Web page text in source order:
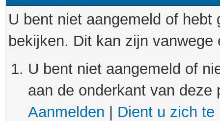
U bent niet aangemeld of
bekijken. Dit kan zijn
U bent niet aangemeld of
aan de onderkant van
Aanmelden
Dient u zich te